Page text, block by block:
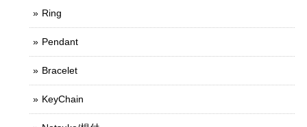
Ring
Pendant
Bracelet
KeyChain